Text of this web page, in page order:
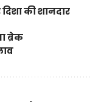
की शानदार
ब्रेक